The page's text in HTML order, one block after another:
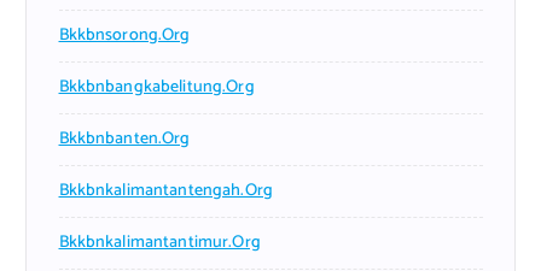
Bkkbnsorong.org
Bkkbnbangkabelitung.org
Bkkbnbanten.org
Bkkbnkalimantantengah.org
Bkkbnkalimantantimur.org